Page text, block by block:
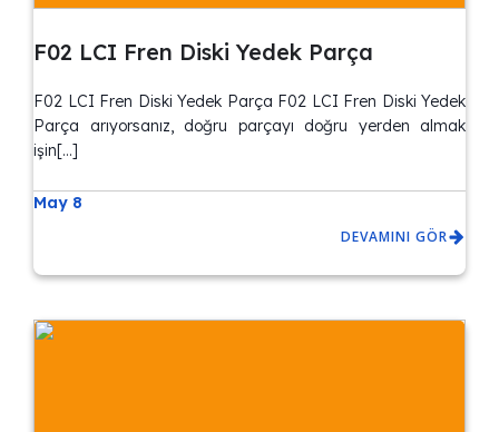
F02 LCI Fren Diski Yedek Parça
F02 LCI Fren Diski Yedek Parça F02 LCI Fren Diski Yedek
Parça arıyorsanız, doğru parçayı doğru yerden almak
işin[…]
May 8
DEVAMINI GÖR